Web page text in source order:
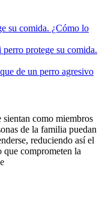
su comida. ¿Cómo lo
perro protege su comida.
de un perro agresivo
como miembros
de la familia puedan
reduciendo así el
que comprometen la